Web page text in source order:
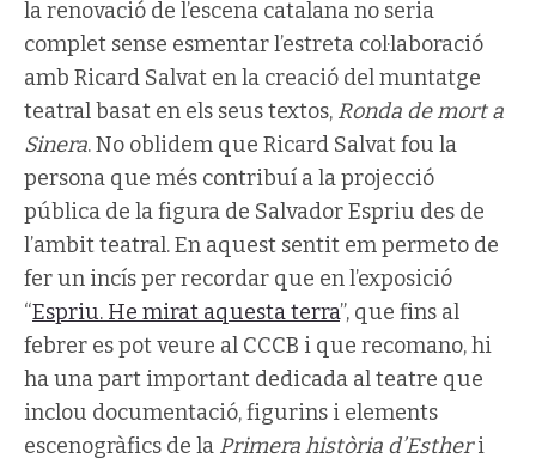
la renovació de l’escena catalana no seria
complet sense esmentar l’estreta col·laboració
amb Ricard Salvat en la creació del muntatge
teatral basat en els seus textos, Ronda de mort a
Sinera. No oblidem que Ricard Salvat fou la
persona que més contribuí a la projecció
pública de la figura de Salvador Espriu des de
l’ambit teatral. En aquest sentit em permeto de
fer un incís per recordar que en l’exposició
“Espriu. He mirat aquesta terra”, que fins al
febrer es pot veure al CCCB i que recomano, hi
ha una part important dedicada al teatre que
inclou documentació, figurins i elements
escenogràfics de la Primerahistòria d’Estheri